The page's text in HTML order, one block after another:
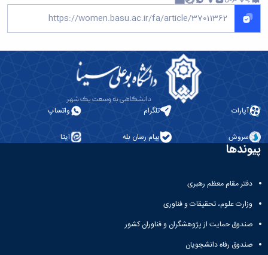
آپارات تلگرام واتساپ
سروش پیام رسان بله ایتا
پیوندها
دفتر مقام معظم رهبری
وزارت علوم، تحقیقات و فناوری
صندوق حمایت از پژوهشگران و فناوران کشور
صندوق رفاه دانشجویان